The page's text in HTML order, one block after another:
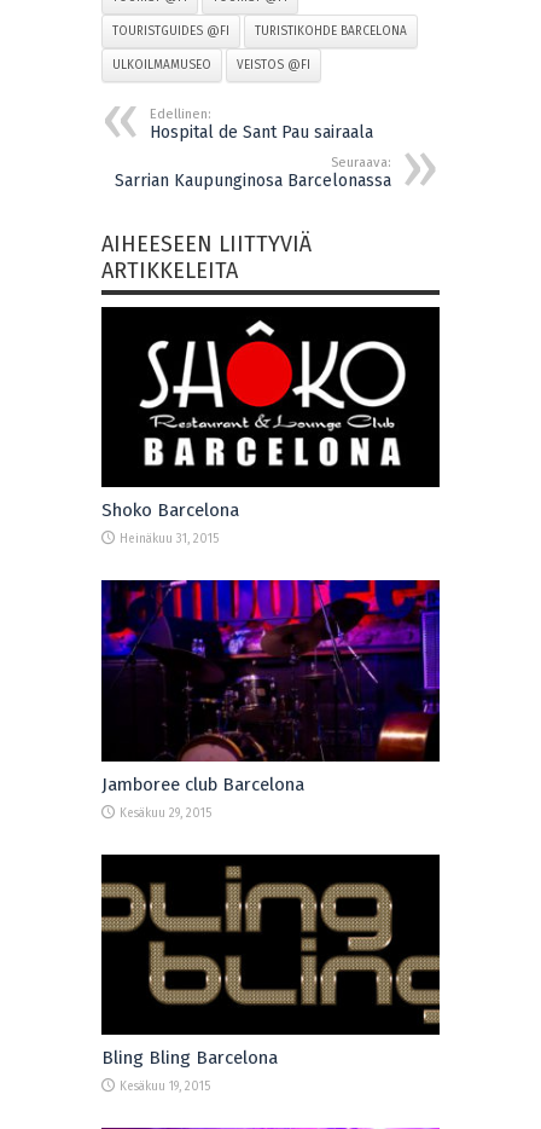
TOURISTGUIDES @FI TURISTIKOHDE BARCELONA
ULKOILMAMUSEO VEISTOS @FI
Edellinen:
Hospital de Sant Pau sairaala
Seuraava:
Sarrian Kaupunginosa Barcelonassa
AIHEESEEN LIITTYVIÄ
ARTIKKELEITA
Shoko Barcelona
Heinäkuu 31, 2015
Jamboree club Barcelona
Kesäkuu 29, 2015
Bling Bling Barcelona
Kesäkuu 19, 2015